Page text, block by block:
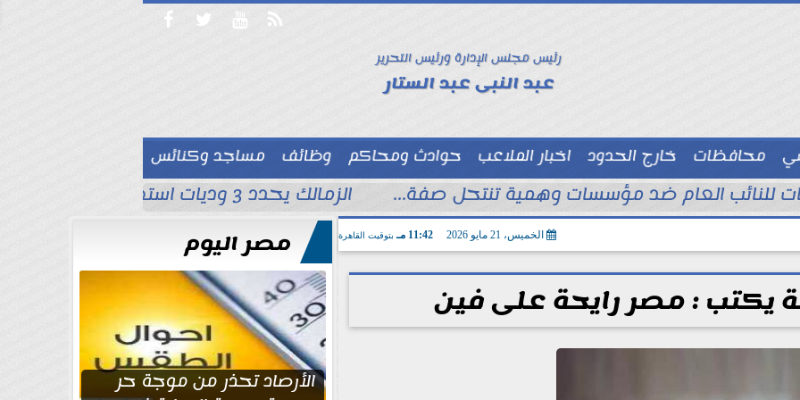
   
رئيس مجلس الإدارة ورئيس التحرير
عبد النبى عبد الستار
محافظات خارج الحدود اخبار الملاعب حوادث ومحاكم وظائف
مساجد وكنائس
توك شو 
الزمالك يحدد 3 وديات استعدادًا للموسم الجديد قبل مواجهة الاتحاد السكندري
الخميس، 21 مايو 2026 11:42 مـ بتوقيت القاهرة
يكتب : مصر رايحة على فين
مصر اليوم
الأرصاد تحذر من موجة حر